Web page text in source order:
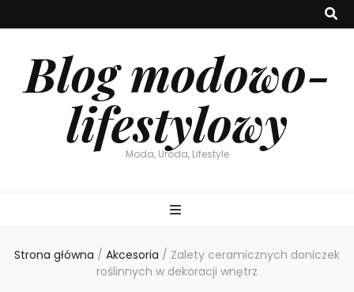
Blog modowo-
lifestylowy
Moda, Uroda, Lifestyle
Strona główna / Akcesoria / Zalety ceramicznych doniczek
roślinnych w dekoracji wnętrz